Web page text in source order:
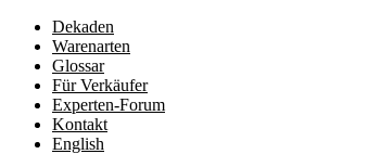
Dekaden
Warenarten
Glossar
Für Verkäufer
Experten-Forum
Kontakt
English